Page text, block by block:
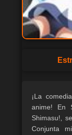
¡La
anime! En
Shimasu!,
Conjunta